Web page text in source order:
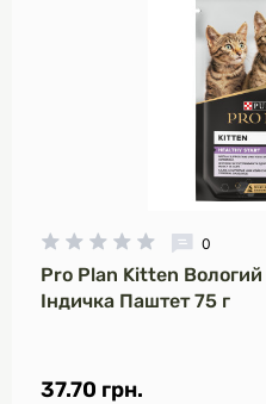
0
Pro Plan Kitten
Індичка Паштет 75 г
37.70 грн.